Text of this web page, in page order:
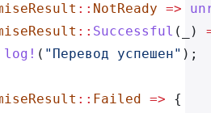
:: NotReady =>
:: Successful (_)
( "Перевод успешен" );
:: Failed => {